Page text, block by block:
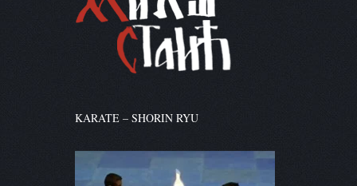
KARATE – SHORIN RYU